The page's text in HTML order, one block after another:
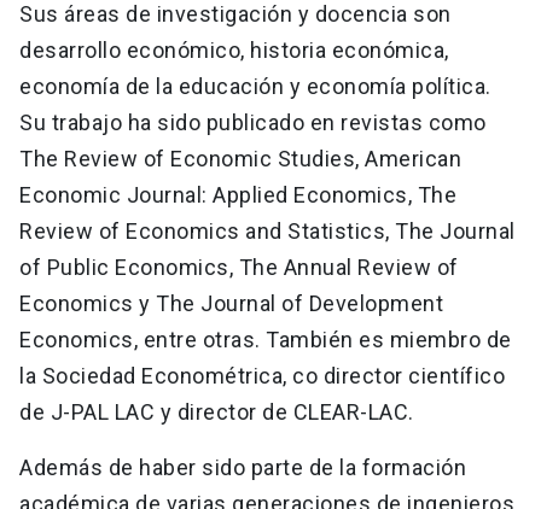
Sus áreas de investigación y docencia son
desarrollo económico, historia económica,
economía de la educación y economía política.
Su trabajo ha sido publicado en revistas como
The Review of Economic Studies, American
Economic Journal: Applied Economics, The
Review of Economics and Statistics, The Journal
of Public Economics, The Annual Review of
Economics y The Journal of Development
Economics, entre otras. También es miembro de
la Sociedad Econométrica, co director científico
de J-PAL LAC y director de CLEAR-LAC.
Además de haber sido parte de la formación
académica de varias generaciones de ingenieros